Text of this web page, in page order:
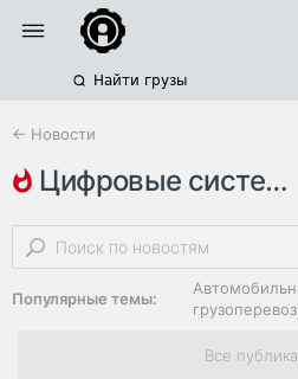
Найти грузы
← Новости
цифровые системы
весогабаритный контроль штрафы
Популярные темы:
Региональная
логистика
Все